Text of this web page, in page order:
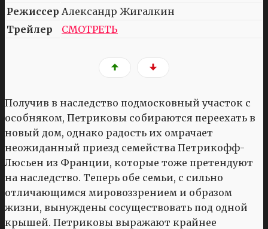
Режиссер Александр Жигалкин
Трейлер
СМОТРЕТЬ
Получив в наследство подмосковный участок с
особняком, Петриковы собираются переехать в
новый дом, однако радость их омрачает
неожиданный приезд семейства Петрикофф-
Люсьен из Франции, которые тоже претендуют
на наследство. Теперь обе семьи, с сильно
отличающимся мировоззрением и образом
жизни, вынуждены сосуществовать под одной
крышей. Петриковы выражают крайнее